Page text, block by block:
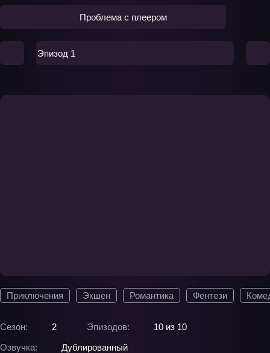
Приключения Экшен Романтика Фентези
Сезон: 2 Эпизодов:
10 из 10
Озвучка:
Дублированный
Проблема с плеером
Эпизод 1